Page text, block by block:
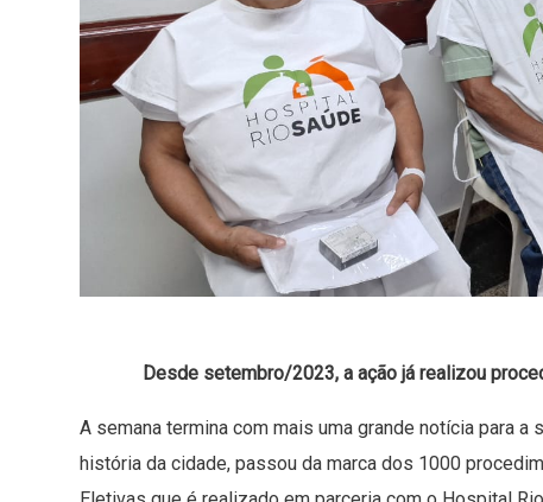
Desde setembro/2023, a ação já realizou
A semana termina com mais uma grande notícia para
história da cidade, passou da marca dos 1000